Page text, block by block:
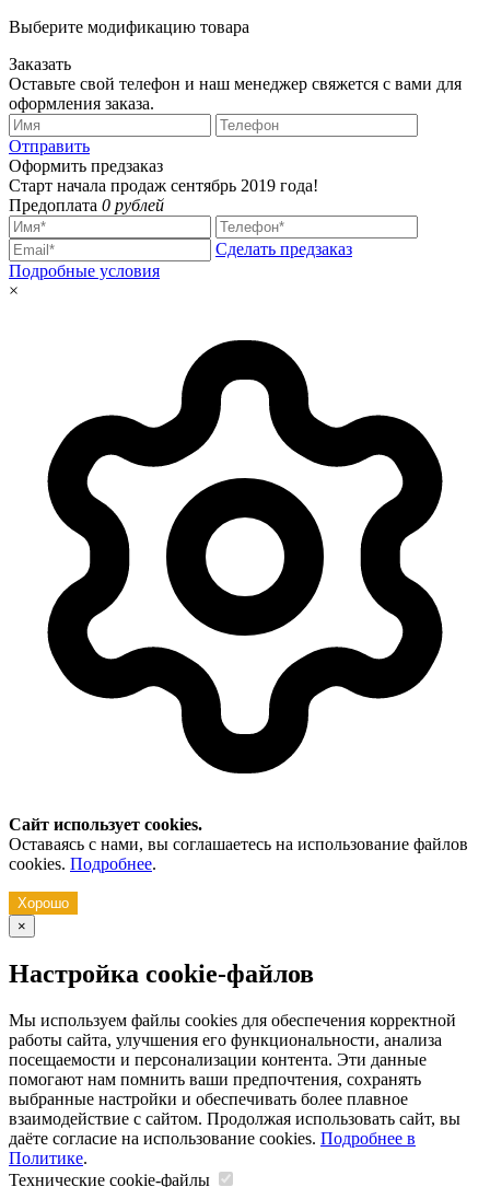
Выберите модификацию товара
Заказать
Оставьте свой телефон и наш менеджер свяжется с вами для
оформления заказа.
Отправить
Оформить предзаказ
Старт начала продаж сентябрь 2019 года!
Предоплата 0 рублей
Сделать предзаказ
Подробные условия
×
Сайт использует cookies.
Оставаясь с нами, вы соглашаетесь на использование файлов
cookies. Подробнее.
Хорошо
×
Настройка cookie-файлов
Мы используем файлы cookies для обеспечения корректной
работы сайта, улучшения его функциональности, анализа
посещаемости и персонализации контента. Эти данные
помогают нам помнить ваши предпочтения, сохранять
выбранные настройки и обеспечивать более плавное
взаимодействие с сайтом. Продолжая использовать сайт, вы
даёте согласие на использование cookies. Подробнее в
Политике.
Технические cookie-файлы